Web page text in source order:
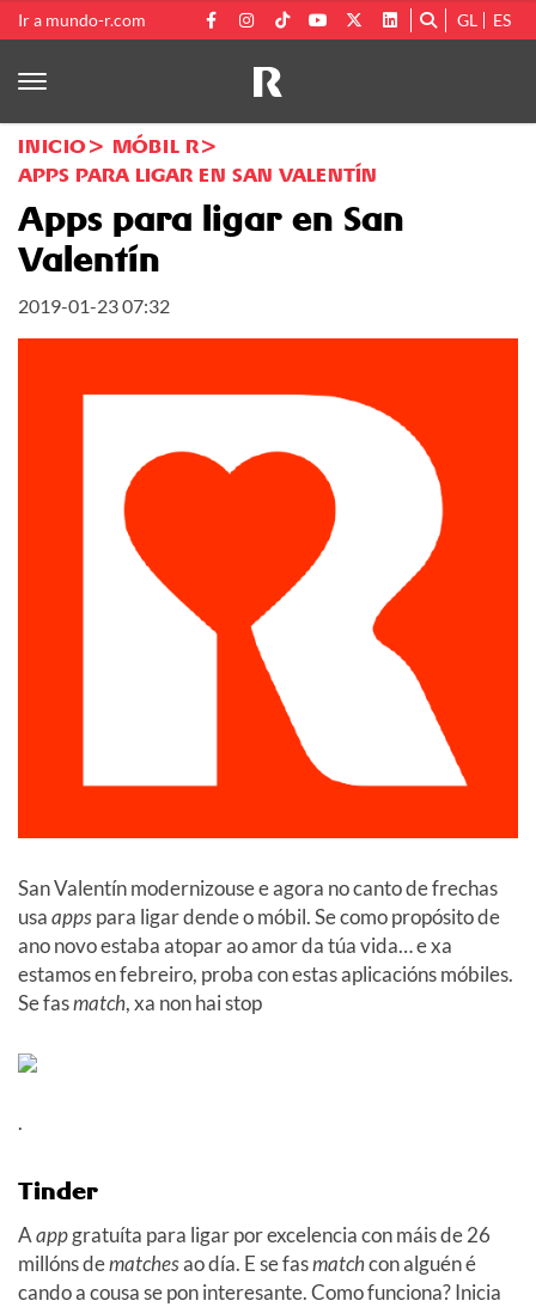
Ir a mundo-r.com GL ES
INICIO
MÓBIL R
APPS PARA LIGAR EN SAN VALENTÍN
Apps para ligar en San
Valentín
2019-01-23 07:32
San Valentín modernizouse e agora no canto de frechas
usaappspara ligar dende o móbil. Se como propósito de
ano novo estaba atopar ao amor da túa vida… e xa
estamos en febreiro, proba con estas aplicacións móbiles.
Se fasmatch, xa non hai stop
.
Tinder
Aappgratuíta para ligar por excelencia con máis de 26
millóns dematchesao día. E se fasmatchcon alguén é
cando a cousa se pon interesante. Como funciona? Inicia